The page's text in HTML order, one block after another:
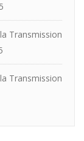
Transmission
Transmission